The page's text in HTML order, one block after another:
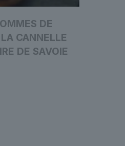
DE
CANNELLE
DE SAVOIE